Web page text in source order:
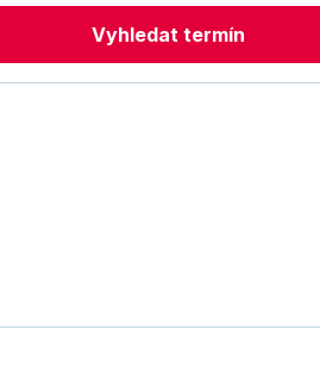
Vyhledat termín